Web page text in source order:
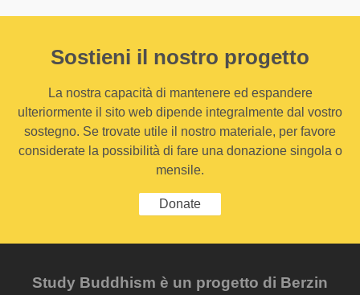
Sostieni il nostro progetto
La nostra capacità di mantenere ed espandere
ulteriormente il sito web dipende integralmente dal vostro
sostegno. Se trovate utile il nostro materiale, per favore
considerate la possibilità di fare una donazione singola o
mensile.
Donate
Study Buddhism è un progetto di Berzin